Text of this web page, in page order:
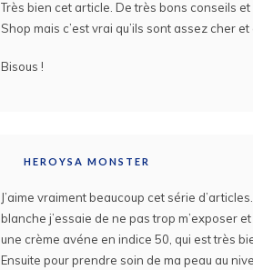
Très bien cet article. De très bons conseils
Shop mais c’est vrai qu’ils sont assez cher
Bisous !
HEROYSA MONSTER
J’aime vraiment beaucoup cet série
blanche j’essaie de ne pas trop m’exposer
une crème avéne en indice 50, qui est très
Ensuite pour prendre soin de ma peau au